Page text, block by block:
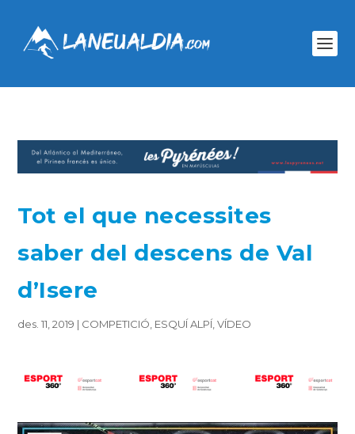
Tot el que necessites
saber del descens de Val
d’Isere
des. 11, 2019 | COMPETICIÓ ESQUÍ ALPÍ ,VÍDEO